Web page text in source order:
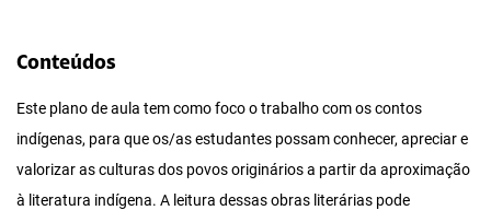
Conteúdos
Este plano de aula tem como foco o trabalho com os contos
indígenas, para que os/as estudantes possam conhecer, apreciar e
valorizar as culturas dos povos originários a partir da aproximação
à literatura indígena. A leitura dessas obras literárias pode